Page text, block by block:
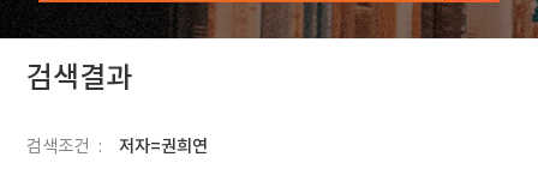
색
검색결과
검색조건 저자=권희연